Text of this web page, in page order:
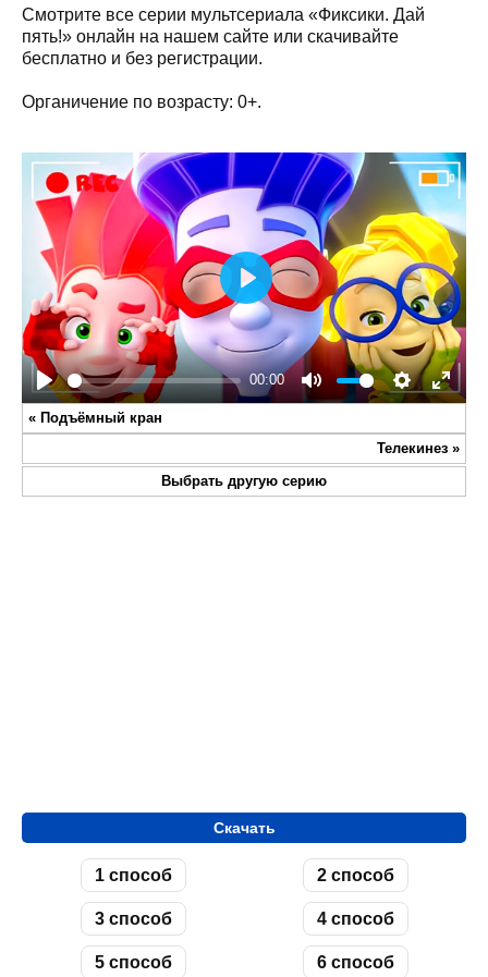
Смотрите все серии мультсериала «Фиксики. Дай
пять!» онлайн на нашем сайте или скачивайте
бесплатно и без регистрации.
Органичение по возрасту: 0+.
Play
00:00
Mute Settings
Enter
Play
« Подъёмный кран
Телекинез »
Выбрать другую серию
Скачать
1 способ 2 способ
3 способ 4 способ
5 способ 6 способ